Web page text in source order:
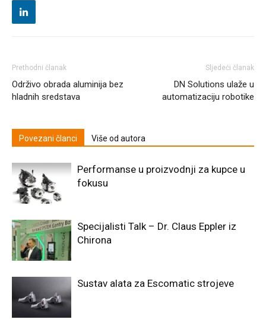
Prethodni članak
Održivo obrada aluminija bez
hladnih sredstava
Sljedeći članak
DN Solutions ulaže u
automatizaciju robotike
Povezani članci Više od autora
Performanse u proizvodnji za kupce u
fokusu
Specijalisti Talk – Dr. Claus Eppler iz
Chirona
Sustav alata za Escomatic strojeve